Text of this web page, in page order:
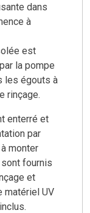
dans
à
est
la pompe
les égouts à
rinçage.
enterré et
par
monter
fournis
et
matériel UV